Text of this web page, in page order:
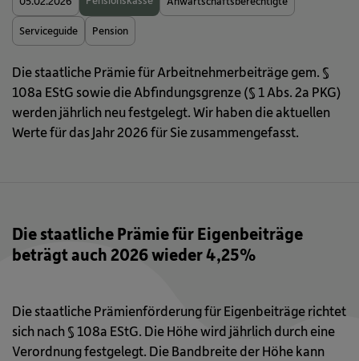
Serviceguide Pension
Die staatliche Prämie für Arbeitnehmerbeiträge gem. §
108a EStG sowie die Abfindungsgrenze (§ 1 Abs. 2a PKG)
werden jährlich neu festgelegt. Wir haben die aktuellen
Werte für das Jahr 2026 für Sie zusammengefasst.
Die staatliche Prämie für Eigenbeiträge
beträgt auch 2026 wieder 4,25%
Die staatliche Prämienförderung für Eigenbeiträge richtet
sich nach § 108a EStG. Die Höhe wird jährlich durch eine
Verordnung festgelegt. Die Bandbreite der Höhe kann